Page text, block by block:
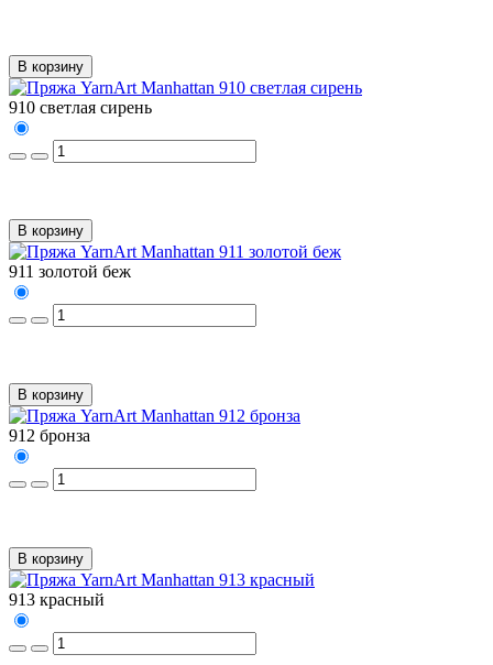
В корзину
910 светлая сирень
В корзину
911 золотой беж
В корзину
912 бронза
В корзину
913 красный